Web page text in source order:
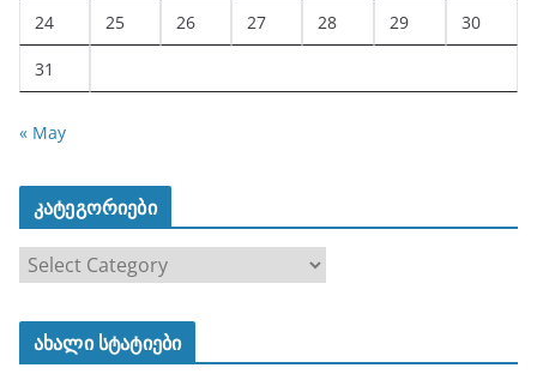
24 25 26 27 28 29 30
31
« May
კატეგორიები
ტ
ახალი სტატიები